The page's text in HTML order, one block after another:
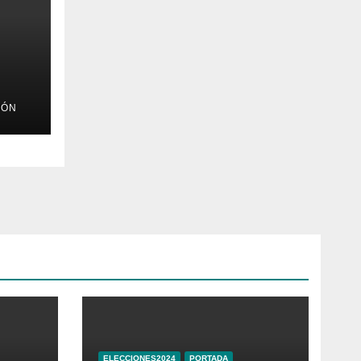
ELECCIONES2024 PORTADA